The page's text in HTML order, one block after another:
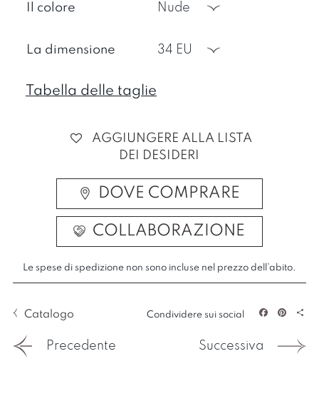
Il colore nude
La dimensione 34 EU
Tabella delle taglie
AGGIUNGERE ALLA LISTA
DEI DESIDERI
DOVE COMPRARE
COLLABORAZIONE
Le spese di spedizione non sono incluse nel prezzo dell’abito.
Catalogo Condividere sui social
Precedente
Successiva